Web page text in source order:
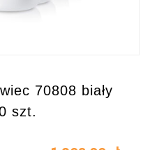
70808 biały
szt.